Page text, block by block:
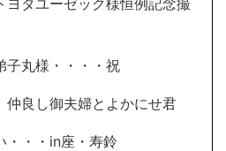
ヨタユーゼック様恒例記念撮
子丸様・・・・祝
仲良し御夫婦とよかにせ君
・・・in座・寿鈴